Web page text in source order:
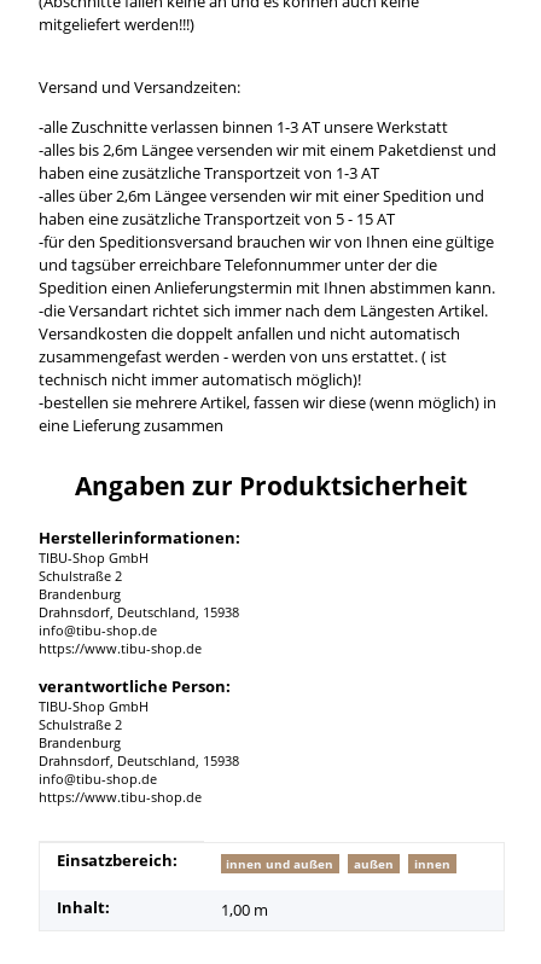
mitgeliefert werden!!!)
Versand und Versandzeiten:
-alle Zuschnitte verlassen binnen 1-3 AT unsere Werkstatt
-alles bis 2,6m Längee versenden wir mit einem Paketdienst und
haben eine zusätzliche Transportzeit von 1-3 AT
-alles über 2,6m Längee versenden wir mit einer Spedition und
haben eine zusätzliche Transportzeit von 5 - 15 AT
-für den Speditionsversand brauchen wir von Ihnen eine gültige
und tagsüber erreichbare Telefonnummer unter der die
Spedition einen Anlieferungstermin mit Ihnen abstimmen kann.
-die Versandart richtet sich immer nach dem Längesten Artikel.
Versandkosten die doppelt anfallen und nicht automatisch
zusammengefast werden - werden von uns erstattet. ( ist
technisch nicht immer automatisch möglich)!
-bestellen sie mehrere Artikel, fassen wir diese (wenn möglich) in
eine Lieferung zusammen
Angaben zur Produktsicherheit
Herstellerinformationen:
TIBU-Shop GmbH
Schulstraße 2
Brandenburg
Drahnsdorf, Deutschland, 15938
info@tibu-shop.de
https://www.tibu-shop.de
verantwortliche Person:
TIBU-Shop GmbH
Schulstraße 2
Brandenburg
Drahnsdorf, Deutschland, 15938
info@tibu-shop.de
https://www.tibu-shop.de
Produkteigenschaft
Wert
Einsatzbereich: innen und außen außen innen
Inhalt: 1,00 m